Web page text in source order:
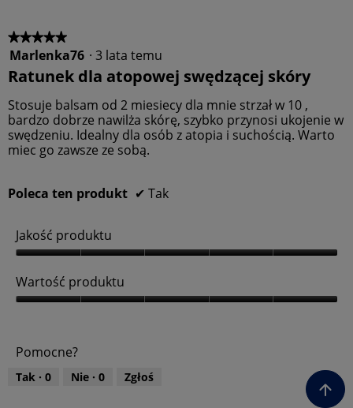
t
u
5
5
o
d
u
k
t
u
,
5
z
★★★★★
★★★★★
5
5
Marlenka76 · 3 lata temu
Ratunek dla atopowej swędzącej skóry
Stosuje balsam od 2 miesiecy dla mnie strzał w 10 ,
bardzo dobrze nawilża skórę, szybko przynosi ukojenie w
swędzeniu. Idealny dla osób z atopia i suchością. Warto
miec go zawsze ze sobą.
Poleca ten produkt ✔ Tak
Jakość produktu
a
k
o
p
o
Wartość produktu
t
o
ś
Pomocne?
Tak · 0 Nie · 0 Zgłoś